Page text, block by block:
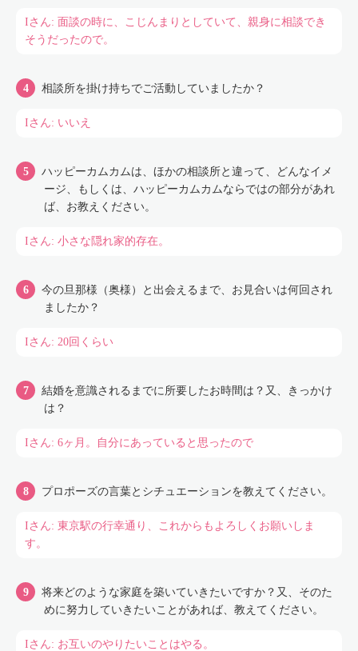
Iさん: 面談の時に、こじんまりとしていて、親身に相談でき
そうだったので。
相談所を掛け持ちでご活動していましたか？
Iさん: いいえ
ハッピーカムカムは、ほかの相談所と違って、どんなイメ
ージ、もしくは、ハッピーカムカムならではの部分があれ
ば、お教えください。
Iさん: 小さな隠れ家的存在。
今の旦那様（奥様）と出会えるまで、お見合いは何回され
ましたか？
Iさん: 20回くらい
結婚を意識されるまでに所要したお時間は？又、きっかけ
は？
Iさん: 6ヶ月。自分にあっていると思ったので
プロポーズの言葉とシチュエーションを教えてください。
Iさん: 東京駅の行幸通り、これからもよろしくお願いしま
す。
将来どのような家庭を築いていきたいですか？又、そのた
めに努力していきたいことがあれば、教えてください。
Iさん: お互いのやりたいことはやる。